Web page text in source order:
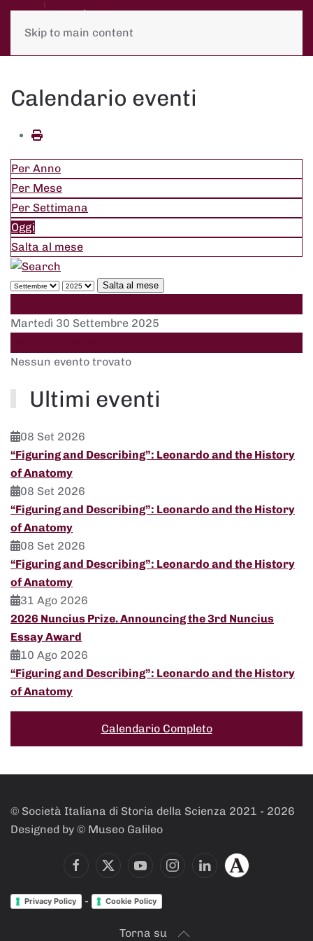
Skip to main content
Calendario eventi
Per Anno
Per Mese
Per Settimana
Oggi
Salta al mese
Salta al mese
Martedì 30 Settembre 2025
Nessun evento trovato
Ultimi eventi
08 Set 2026
“Figuring and Describing”: Leonardo and the History
of Anatomy
08 Set 2026
“Figuring and Describing”: Leonardo and the History
of Anatomy
08 Set 2026
“Figuring and Describing”: Leonardo and the History
of Anatomy
31 Ago 2026
2026 Nuncius Prize. Announcing the 3rd Nuncius
Essay Award
10 Ago 2026
“Figuring and Describing”: Leonardo and the History
of Anatomy
Calendario Completo
© Società Italiana di Storia della Scienza 2021 - 2026
Designed by © Museo Galileo
Privacy Policy - Cookie Policy
Torna su